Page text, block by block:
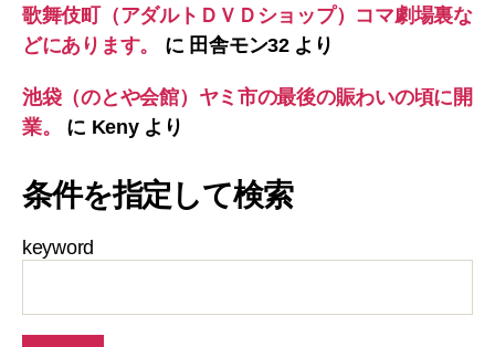
歌舞伎町（アダルトＤＶＤショップ）コマ劇場裏な
どにあります。
に 田舎モン32より
池袋（のとや会館）ヤミ市の最後の賑わいの頃に開
業。
に Kenyより
条件を指定して検索
keyword